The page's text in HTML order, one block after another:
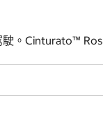
。Cinturato™